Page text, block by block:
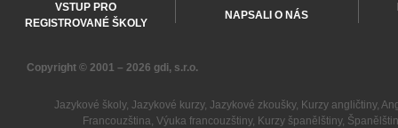
VSTUP PRO
REGISTROVANÉ ŠKOLY
NAPSALI O NÁS
Copyright © 2001 – 2026 gdi, s.r.o.
Jazykové školy, Jazykové kurzy, Jazykové zkoušky, Kurzy angličtiny,
Francouzština,Výuka francouzštiny, Kurzy španělštiny,